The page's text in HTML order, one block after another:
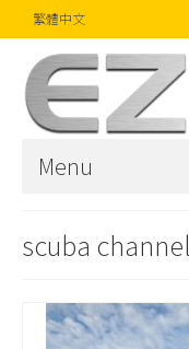
繁體中文
Menu
文章
scuba channel